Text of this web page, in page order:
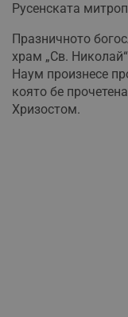
Русенската
Празничното
храм „Св.
Наум произнесе
която бе
Хризостом.